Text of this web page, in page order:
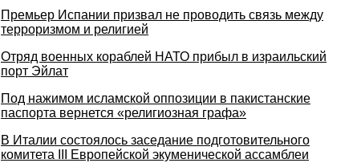
Премьер Испании призвал не проводить связь между
терроризмом и религией
Отряд военных кораблей НАТО прибыл в израильский
порт Эйлат
Под нажимом исламской оппозиции в пакистанские
паспорта вернется «религиозная графа»
В Италии состоялось заседание подготовительного
комитета III Европейской экуменической ассамблеи